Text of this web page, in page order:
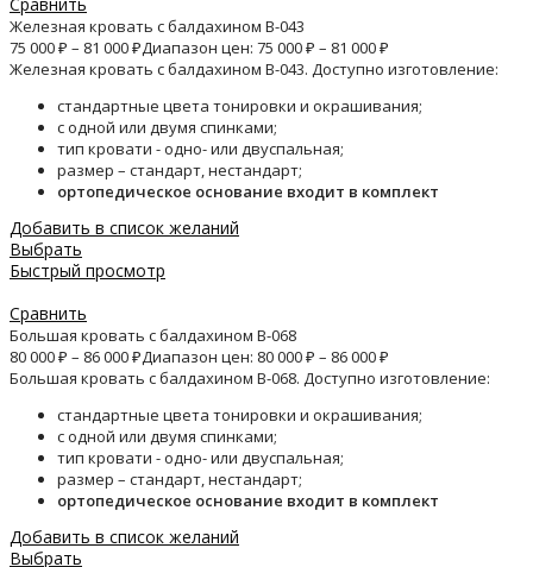
Сравнить
Железная кровать с балдахином B-043
75 000₽ – 81 000₽Диапазон цен: 75 000 ₽ – 81 000 ₽
Железная кровать с балдахином B-043. Доступно изготовление:
стандартные цвета тонировки и окрашивания;
с одной или двумя спинками;
тип кровати - одно- или двуспальная;
размер – стандарт, нестандарт;
ортопедическое основание входит в комплект
Добавить в список желаний
Выбрать
Быстрый просмотр
Сравнить
Большая кровать с балдахином B-068
80 000₽ – 86 000₽Диапазон цен: 80 000 ₽ – 86 000 ₽
Большая кровать с балдахином B-068. Доступно изготовление:
стандартные цвета тонировки и окрашивания;
с одной или двумя спинками;
тип кровати - одно- или двуспальная;
размер – стандарт, нестандарт;
ортопедическое основание входит в комплект
Добавить в список желаний
Выбрать